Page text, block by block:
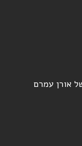
של אורן עמרם